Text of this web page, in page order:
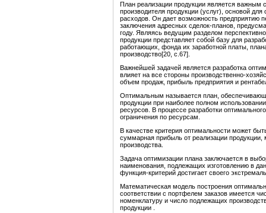
План реализации продукции является важным
производителя продукции (услуг), основой
расходов. Он дает возможность предприятию
заключения адресных сделок-планов,
году. Являясь ведущим разделом
продукции представляет собой базу для
работающих, фонда их заработной платы,
производство[20, с.67].
Важнейшей задачей является разработка
влияет на все стороны производственно-
объем продаж, прибыль предприятия и
Оптимальным называется план,
продукции при наиболее полном
ресурсов. В процессе разработки
ограничения по ресурсам.
В качестве критерия оптимальности может
суммарная прибыль от реализации
производства.
Задача оптимизации плана заключается в
наименования, подлежащих изготовлению в
функция-критерий достигает своего
Математическая модель построения
соответствии с портфелем заказов имеется
номенклатуру и число подлежащих
продукции .